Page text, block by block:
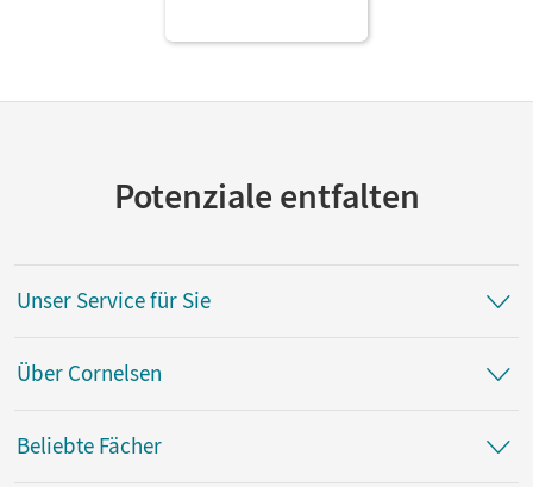
Potenziale entfalten
Unser Service für Sie
Über Cornelsen
Beliebte Fächer